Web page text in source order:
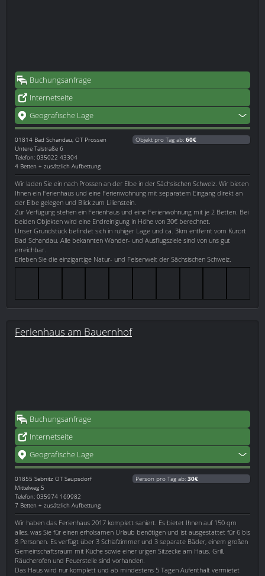
Buchungsanfrage
Internetseite
Geografische Lage
01814 Bad Schandau, OT Prossen
Untere Talstraße 6
Telefon: 035022 43304
4 Betten + zusätzlich Aufbettung
Objekt pro Tag ab: 60€
Wir laden Sie ein nach Prossen an der Elbe in der Sächsischen Schweiz. Wir bieten
Ihnen ein Ferienhaus und eine Ferienwohnung mit separatem Eingang direkt an
der Elbe gelegen und Blick zum Lilienstein.
Zur Verfügung stehen ein Ferienhaus und eine Ferienwohnung mit je 2 Betten. Bei
beiden Objekten wird eine Endreinigung in Höhe von 30€ berechnet.
Unser Grundstück befindet sich in ruhiger Lage und ca. 3km entfernt vom Kurort
Bad Schandau. Alle bekannten Wander- und Ausflugsziele sind von uns gut
erreichbar.
Erleben Sie die einzigartige Natur- und Felsenwelt der Sächsischen Schweiz.
Ferienhaus am Bauernhof
Buchungsanfrage
Internetseite
Geografische Lage
01855 Sebnitz OT Saupsdorf
Mittelweg 5
Telefon: 035974 169982
7 Betten + zusätzlich Aufbettung
Person pro Tag ab: 30€
Wir haben das Ferienhaus 2017 komplett saniert. Es bietet Ihnen auf 150 qm
alles, was Sie für einen erholsamen Urlaub benötigen und ist ausgestattet für 6 bis
8 Personen. Es verfügt über 3 Schlafzimmer und 3 separate Bäder, einem großen
Gemeinschaftsraum mit Küche sowie einer urigen Sitzecke am Haus. Grill,
Räucherofen und Feuerstelle sind vorhanden.
Das Haus wird nur komplett und ab mindestens 5 Tagen Aufenthalt vermietet